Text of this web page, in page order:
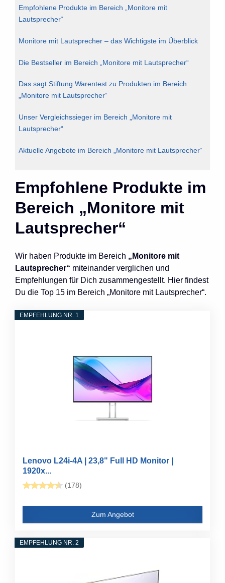
Empfohlene Produkte im Bereich „Monitore mit
Lautsprecher“
Monitore mit Lautsprecher – das Wichtigste im Überblick
Die Bestseller im Bereich „Monitore mit Lautsprecher“
Das sagt Stiftung Warentest zu Produkten im Bereich
„Monitore mit Lautsprecher“
Unser Vergleichssieger im Bereich „Monitore mit
Lautsprecher“
Aktuelle Angebote im Bereich „Monitore mit Lautsprecher“
Empfohlene Produkte im
Bereich „Monitore mit
Lautsprecher“
Wir haben Produkte im Bereich „Monitore mit
Lautsprecher“ miteinander verglichen und
Empfehlungen für Dich zusammengestellt. Hier findest
Du die Top 15 im Bereich „Monitore mit Lautsprecher“.
EMPFEHLUNG NR. 1
Lenovo L24i-4A | 23,8" Full HD Monitor |
1920x...
(178)
Zum Angebot
EMPFEHLUNG NR. 2